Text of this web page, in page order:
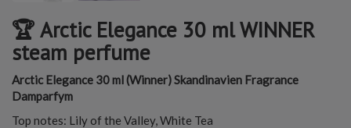
🏆 Arctic Elegance 30 ml WINNER
steam perfume
Arctic Elegance 30 ml (Winner) Skandinavien Fragrance
Damparfym
Top notes: Lily of the Valley, White Tea